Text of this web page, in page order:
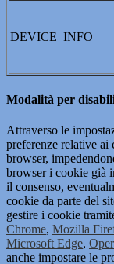
DEVICE_INFO
Modalità per
Attraverso le
preferenze relative
browser,
browser i cookie già
il consenso,
cookie da parte del
gestire i cookie
Chrome, Mozilla
Microsoft Edge,
anche impostare le